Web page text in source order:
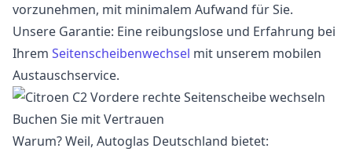
vorzunehmen, mit minimalem Aufwand für Sie.
Unsere Garantie: Eine reibungslose und Erfahrung bei
Ihrem Seitenscheibenwechsel mit unserem mobilen
Austauschservice.
Buchen Sie mit Vertrauen
Warum? Weil, Autoglas Deutschland bietet: